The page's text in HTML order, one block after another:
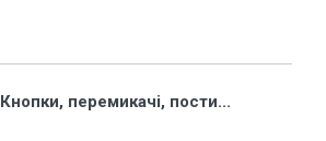
Кнопки, перемикачі, пости...